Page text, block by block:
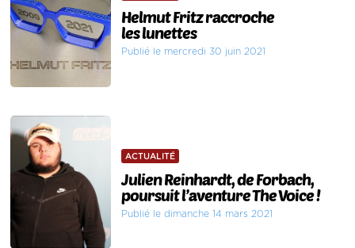
Helmut Fritz raccroche
les lunettes
Publié le mercredi 30 juin 2021
ACTUALITÉ
Julien Reinhardt, de Forbach,
poursuit l’aventure The Voice !
Publié le dimanche 14 mars 2021